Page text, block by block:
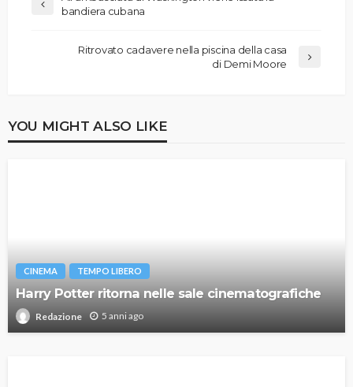
bandiera cubana
Ritrovato cadavere nella piscina della casa
di Demi Moore
YOU MIGHT ALSO LIKE
CINEMA TEMPO LIBERO
Harry Potter ritorna nelle sale cinematografiche
Redazione 5 anni ago